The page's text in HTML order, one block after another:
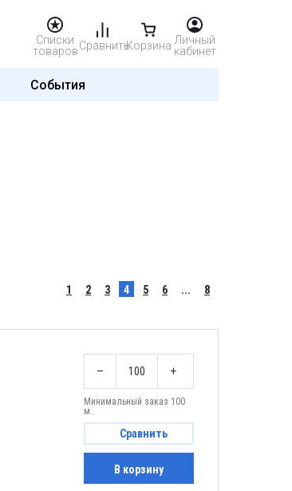
Списки
товаровСравнитьКорзина Личный
кабинет
События
1 2 3 4 5 6 ... 8
– +
Минимальный заказ 100
м.
Сравнить
В корзину